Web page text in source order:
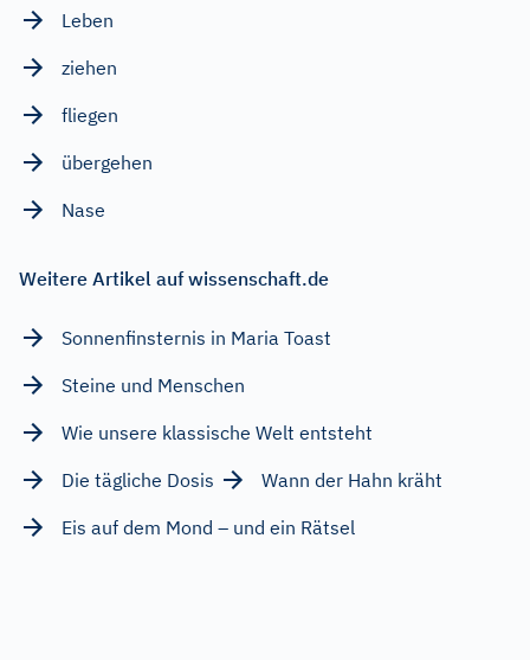
Leben
ziehen
fliegen
übergehen
Nase
Weitere Artikel auf wissenschaft.de
Sonnenfinsternis in Maria Toast
Steine und Menschen
Wie unsere klassische Welt entsteht
Die tägliche Dosis
Wann der Hahn kräht
Eis auf dem Mond – und ein Rätsel